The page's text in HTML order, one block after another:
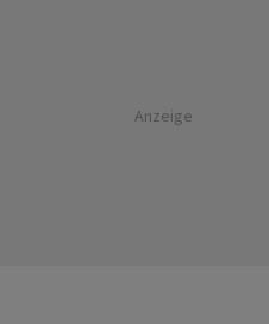
Anzeige